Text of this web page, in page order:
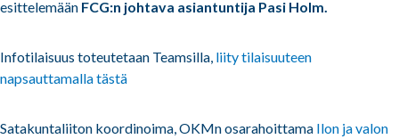
esittelemään FCG:n johtava asiantuntija Pasi Holm.
Infotilaisuus toteutetaan Teamsilla, liity tilaisuuteen
napsauttamalla tästä
Satakuntaliiton koordinoima, OKMn osarahoittama Ilon ja valon